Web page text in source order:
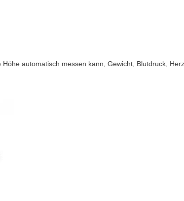
automatisch messen kann, Gewicht, Blutdruck,